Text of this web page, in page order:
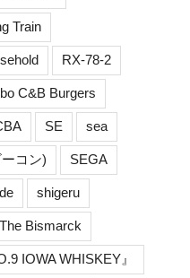
Train
RX-78-2
C&B Burgers
SE sea
コン) SEGA
shigeru
Bismarck
IOWA WHISKEY』